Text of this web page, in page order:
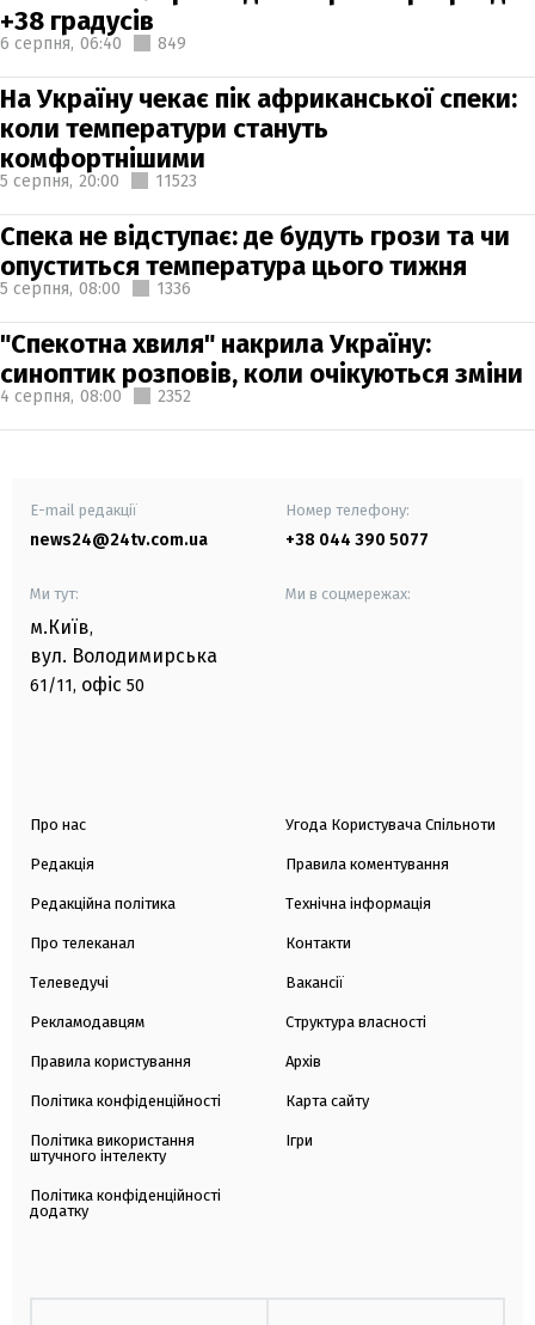
+38 градусів
6 серпня, 06:40 849
На Україну чекає пік африканської спеки:
коли температури стануть
комфортнішими
5 серпня, 20:00 11523
Спека не відступає: де будуть грози та чи
опуститься температура цього тижня
5 серпня, 08:00 1336
"Спекотна хвиля" накрила Україну:
синоптик розповів, коли очікуються зміни
4 серпня, 08:00 2352
E-mail редакції
news24@24tv.com.ua
Номер телефону:
+38 044 390 5077
Ми тут:
м.Київ,
вул. Володимирська
61/11, офіс 50
Ми в соцмережах:
Про нас
Редакція
Редакційна політика
Про телеканал
Телеведучі
Рекламодавцям
Правила користування
Політика конфіденційності
Політика використання
штучного інтелекту
Політика конфіденційності
додатку
Угода Користувача Спільноти
Правила коментування
Технічна інформація
Контакти
Вакансії
Структура власності
Архів
Карта сайту
Ігри